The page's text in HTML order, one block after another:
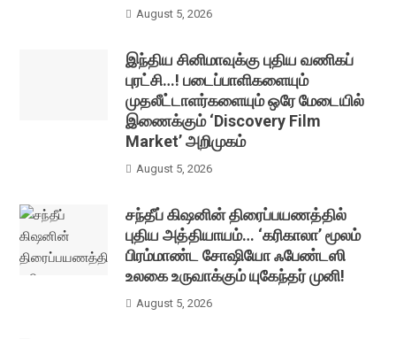
August 5, 2026
இந்திய சினிமாவுக்கு புதிய வணிகப்
புரட்சி…! படைப்பாளிகளையும்
முதலீட்டாளர்களையும் ஒரே மேடையில்
இணைக்கும் ‘Discovery Film
Market’ அறிமுகம்
August 5, 2026
சந்தீப் கிஷனின் திரைப்பயணத்தில்
புதிய அத்தியாயம்… ‘கரிகாலா’ மூலம்
பிரம்மாண்ட சோஷியோ ஃபேண்டஸி
உலகை உருவாக்கும் யுகேந்தர் முனி!
August 5, 2026